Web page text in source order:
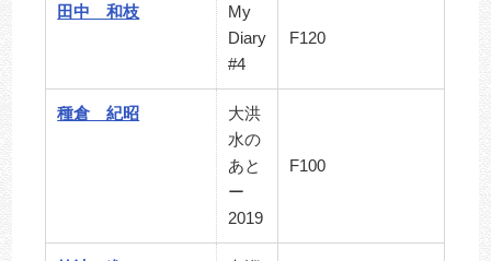
田中 和枝
My
Diary
#4
F120
種倉 紀昭
大洪
水の
あと
ー
2019
F100